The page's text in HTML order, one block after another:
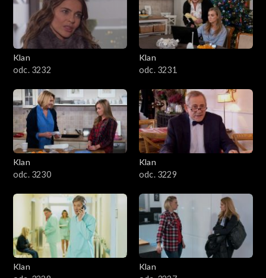
Klan
odc. 3232
Klan
odc. 3231
Klan
odc. 3230
Klan
odc. 3229
Klan
Klan